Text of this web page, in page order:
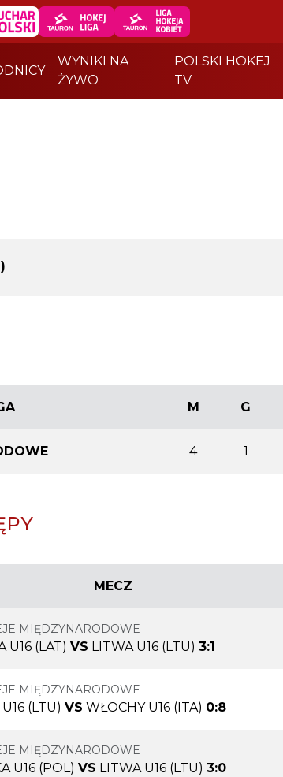
WYNIKI NA
ŻYWO
POLSKI HOKEJ
TV
M G
4 1
MECZ
MIĘDZYNARODOWE
U16 (LAT) VS LITWA U16 (LTU) 3:1
MIĘDZYNARODOWE
(LTU) VS WŁOCHY U16 (ITA) 0:8
MIĘDZYNARODOWE
U16 (POL) VS LITWA U16 (LTU) 3:0